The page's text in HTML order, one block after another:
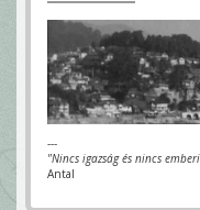
---
"Nincs igazság és nincs
Antal